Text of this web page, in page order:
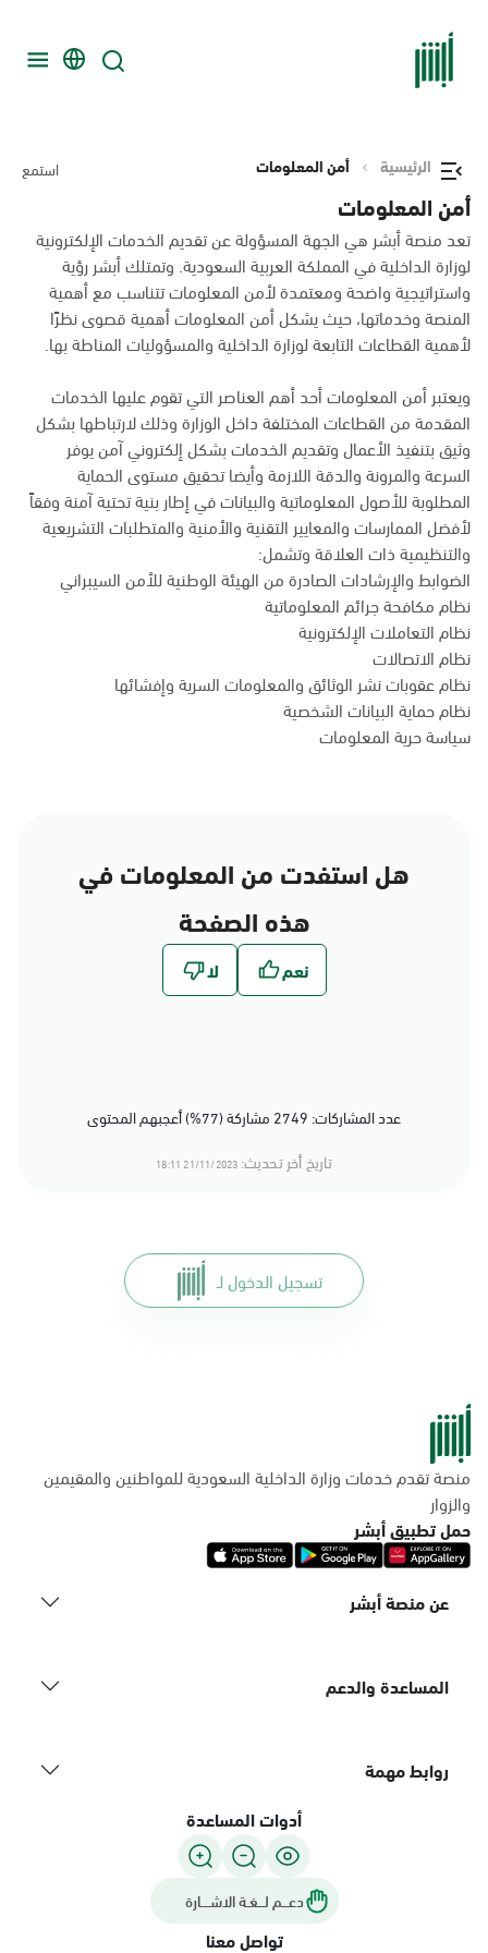
الرئيسية أمن المعلومات استمع
أمن المعلومات
تعد منصة أبشر هي الجهة المسؤولة عن تقديم الخدمات الإلكترونية
لوزارة الداخلية في المملكة العربية السعودية. وتمتلك أبشر رؤية
واستراتيجية واضحة ومعتمدة لأمن المعلومات تتناسب مع أهمية
المنصة وخدماتها، حيث يشكل أمن المعلومات أهمية قصوى نظرًا
لأهمية القطاعات التابعة لوزارة الداخلية والمسؤوليات المناطة بها.
ويعتبر أمن المعلومات أحد أهم العناصر التي تقوم عليها الخدمات
المقدمة من القطاعات المختلفة داخل الوزارة وذلك لارتباطها بشكل
وثيق بتنفيذ الأعمال وتقديم الخدمات بشكل إلكتروني آمن يوفر
السرعة والمرونة والدقة اللازمة وأيضا تحقيق مستوى الحماية
المطلوبة للأصول المعلوماتية والبيانات في إطار بنية تحتية آمنة وفقاً
لأفضل الممارسات والمعايير التقنية والأمنية والمتطلبات التشريعية
والتنظيمية ذات العلاقة وتشمل:
الضوابط والإرشادات الصادرة من الهيئة الوطنية للأمن السيبراني
نظام مكافحة جرائم المعلوماتية
نظام التعاملات الإلكترونية
نظام الاتصالات
نظام عقوبات نشر الوثائق والمعلومات السرية وإفشائها
نظام حماية البيانات الشخصية
سياسة حرية المعلومات
هل استفدت من المعلومات في
هذه الصفحة
عدد المشاركات: 2749 مشاركة (77%) أعجبهم المحتوى
تاريخ أخر تحديث: 21/11/2023 18:11
تسجيل الدخول لـ
منصة تقدم خدمات وزارة الداخلية السعودية للمواطنين والمقيمين
والزوار
حمل تطبيق أبشر
عن منصة أبشر
المساعدة والدعم
روابط مهمة
أدوات المساعدة
دعـــم لـــغـة الاشــــارة
تواصل معنا